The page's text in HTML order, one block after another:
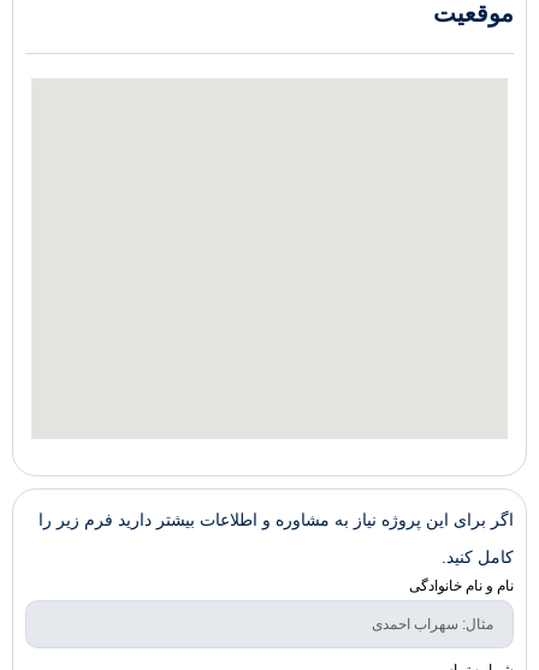
اگر برای این پروژه نیاز به مشاوره و اطلاعات بیشتر دارید فرم زیر را
کامل کنید.
نام و نام خانوادگی
موقعیت